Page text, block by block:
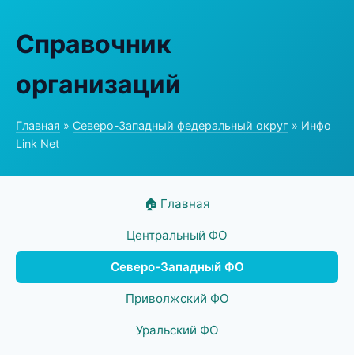
Справочник
организаций
Главная » Северо-Западный федеральный округ » Инфо
Link Net
🏠 Главная
Центральный ФО
Северо-Западный ФО
Приволжский ФО
Уральский ФО